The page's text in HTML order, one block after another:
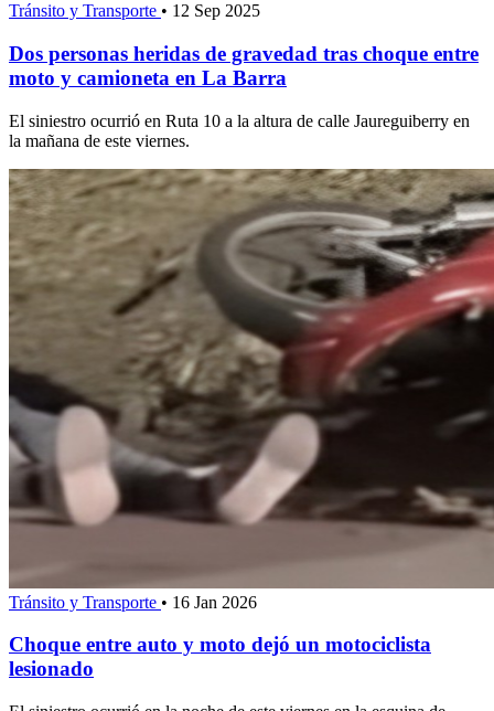
Tránsito y Transporte • 12 Sep 2025
Dos personas heridas de gravedad tras choque entre
moto y camioneta en La Barra
El siniestro ocurrió en Ruta 10 a la altura de calle Jaureguiberry en
la mañana de este viernes.
Tránsito y Transporte • 16 Jan 2026
Choque entre auto y moto dejó un motociclista
lesionado